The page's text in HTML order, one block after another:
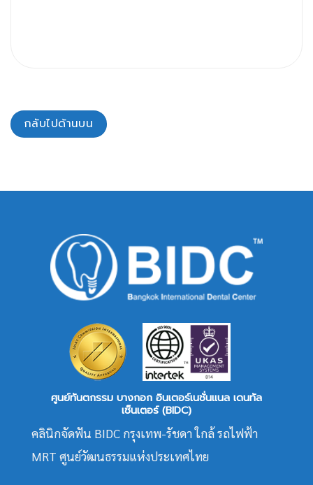
กลับไปด้านบน
ศูนย์ทันตกรรม บางกอก อินเตอร์เนชั่นแนล เดนทัล
เซ็นเตอร์ (BIDC)
คลินิกจัดฟัน BIDC กรุงเทพ-รัชดา ใกล้ รถไฟฟ้า
MRT ศูนย์วัฒนธรรมแห่งประเทศไทย